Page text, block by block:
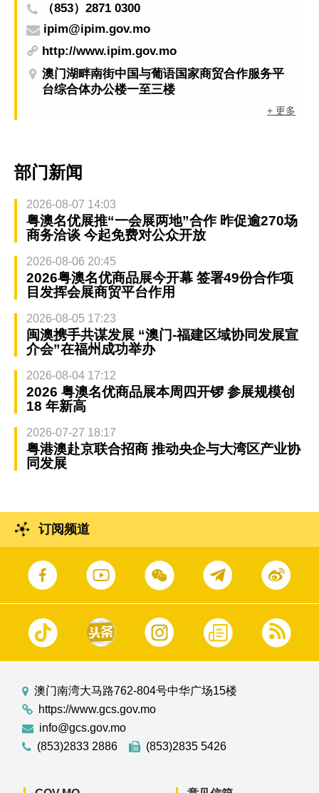
（853）2871 0300
ipim@ipim.gov.mo
http://www.ipim.gov.mo
澳门湖畔南街中国与葡语国家商贸合作服务平
台综合体办公楼一至三楼
+ 更多
部门新闻
2026-08-07 14:03
粤澳名优展推“一会展两地”合作 昨促逾270场
商务洽谈 今起免费对公众开放
2026-08-06 20:45
2026粤澳名优商品展今开幕 签署49份合作项
目发挥会展商贸平台作用
2026-08-05 17:23
闽澳携手共谋发展 “澳门-福建区域协同发展宣
介会”在福州成功举办
2026-08-04 17:12
2026 粤澳名优商品展本周四开锣 参展规模创
18 年新高
2026-07-27 18:17
粤港澳赴京联合招商 推动央企与大湾区产业协
同发展
订阅频道
澳门南湾大马路762-804号中华广场15楼
https://www.gcs.gov.mo
info@gcs.gov.mo
(853)2833 2886
(853)2835 5426